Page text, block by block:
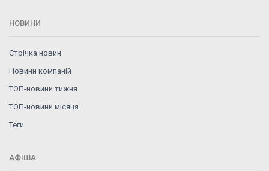
НОВИНИ
Стрічка новин
Новини компаній
ТОП-новини тижня
ТОП-новини місяця
Теги
АФІША